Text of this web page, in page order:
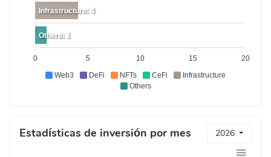
Web3 DeFi NFTs CeFi
Infrastructure
Others
20
15
10
5
0
Infrastructure: 4
Others: 1
Estadísticas de inversión por mes 2026